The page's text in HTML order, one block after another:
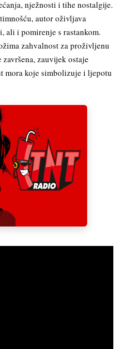
nježnosti i tihe nostalgije.
autor oživljava
ali i pomirenje s rastankom.
zahvalnost za proživljenu
zauvijek ostaje
mora koje simbolizuje i ljepotu